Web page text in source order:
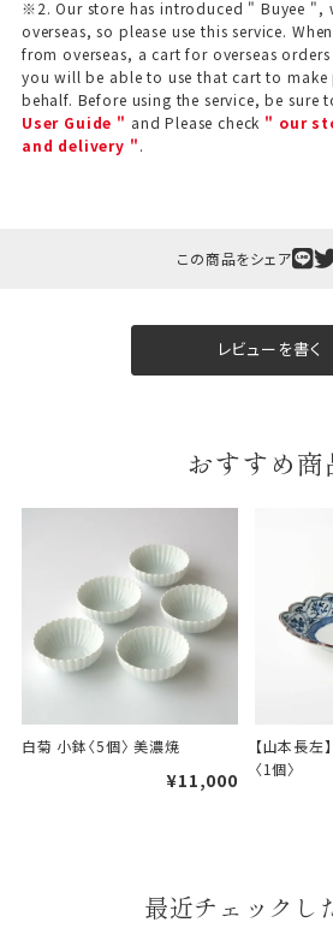
※2. Our store has introduced " Buyee ",
overseas, so please use this service.
from overseas, a cart for overseas
you will be able to use that cart to make
behalf. Before using the service, be sure
User Guide " and Please check " our
and delivery ".
この商品をシェア
レビューを書く
おすすめ商
白菊 小鉢〈5個〉 美濃焼
¥11,000
【山本長左
〈1個〉
最近チェックし